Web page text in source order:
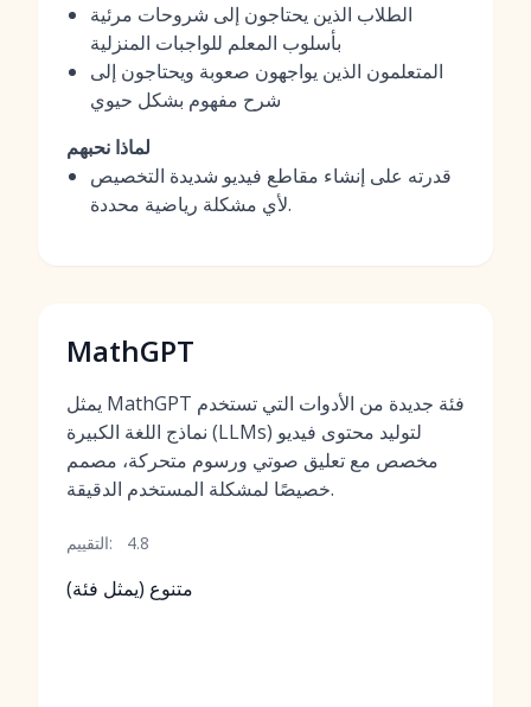
الطلاب الذين يحتاجون إلى شروحات مرئية
بأسلوب المعلم للواجبات المنزلية
المتعلمون الذين يواجهون صعوبة ويحتاجون إلى
شرح مفهوم بشكل حيوي
لماذا نحبهم
قدرته على إنشاء مقاطع فيديو شديدة التخصيص
لأي مشكلة رياضية محددة.
MathGPT
يمثل MathGPT فئة جديدة من الأدوات التي تستخدم
نماذج اللغة الكبيرة (LLMs) لتوليد محتوى فيديو
مخصص مع تعليق صوتي ورسوم متحركة، مصمم
خصيصًا لمشكلة المستخدم الدقيقة.
التقييم: 4.8
متنوع (يمثل فئة)